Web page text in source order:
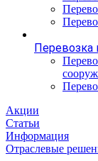
Перевозка
Акции
Статьи
Информация
Отраслевые